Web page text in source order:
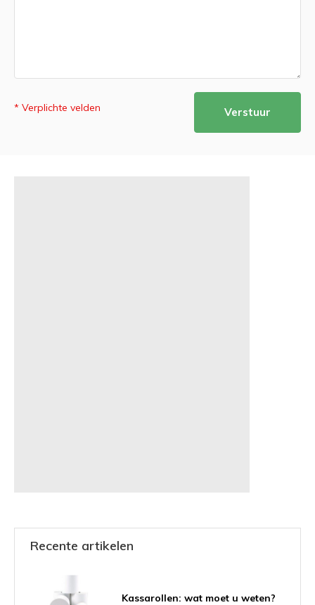
* Verplichte velden Verstuur
Recente artikelen
Kassarollen: wat moet u weten?